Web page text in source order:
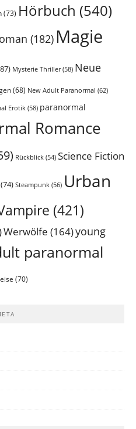
(73) Hörbuch (540)
(182) Magie
Mysterie Thriller(58) Neue
(68) New Adult Paranormal (62)
Erotik (58) paranormal
Romance
Rückblick (54) Science Fiction
(74) Steampunk (56) Urban
(421)
Werwölfe (164)young
paranormal
(70)